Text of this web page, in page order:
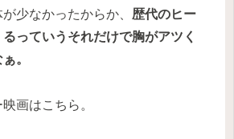
少なかったからか、 歴代のヒー
っていうそれだけで胸がアツく
。
画はこちら。